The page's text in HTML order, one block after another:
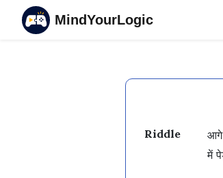
MindYourLogic
Riddle
आगे
में